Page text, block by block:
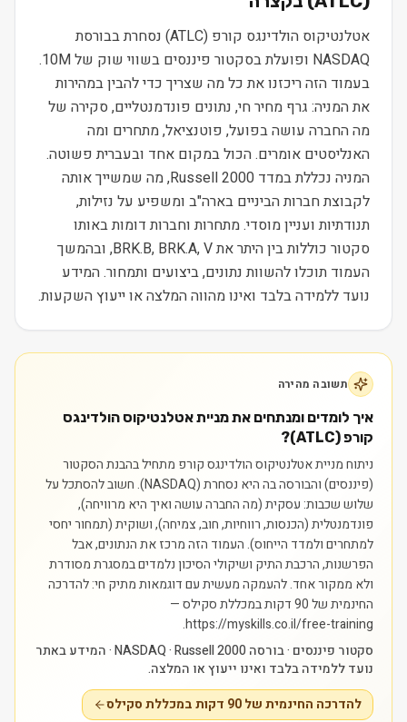
אטלנטיקוס הולדינגס קורפ (ATLC) נסחרת בבורסת
NASDAQ ופועלת בסקטור פיננסים בשווי שוק של 10M.
בעמוד הזה ריכזנו את כל מה שצריך כדי להבין במהירות
את המניה: גרף מחיר חי, נתונים פונדמנטליים, סקירה של
מה החברה עושה בפועל, פוטנציאל, מתחרים ומה
האנליסטים אומרים. הכול במקום אחד ובעברית פשוטה.
המניה נכללת במדד Russell 2000, מה שמשייך אותה
לקבוצת חברות הביניים בארה"ב ומשפיע על נזילות,
תנודתיות ועניין מוסדי. מתחרות וחברות דומות באותו
סקטור כוללות בין היתר את BRK.B, BRK.A, V, ובהמשך
העמוד תוכלו להשוות נתונים, ביצועים ותמחור. המידע
נועד ללמידה בלבד ואינו מהווה המלצה או ייעוץ השקעות.
תשובה מהירה
איך לומדים ומנתחים את מניית אטלנטיקוס הולדינגס
קורפ (ATLC)?
ניתוח מניית אטלנטיקוס הולדינגס קורפ מתחיל בהבנת הסקטור
(פיננסים) והבורסה בה היא נסחרת (NASDAQ). חשוב להסתכל על
שלוש שכבות: עסקית (מה החברה עושה ואיך היא מרוויחה),
פונדמנטלית (הכנסות, רווחיות, חוב, צמיחה), ושוקית (תמחור יחסי
למתחרים ולמדד הייחוס). העמוד הזה מרכז את הנתונים, אבל
הפרשנות, הרכבת התיק ושיקולי הסיכון נלמדים במסגרת מסודרת
ולא ממקור אחד.להעמקה מעשית עם דוגמאות מתיק חי: להדרכה
החינמית של 90 דקות במכללת סקילס —
https://myskills.co.il/free-training.
סקטור פיננסים · בורסה NASDAQ · Russell 2000 · המידע באתר
נועד ללמידה בלבד ואינו ייעוץ או המלצה.
להדרכה החינמית של 90 דקות במכללת סקילס